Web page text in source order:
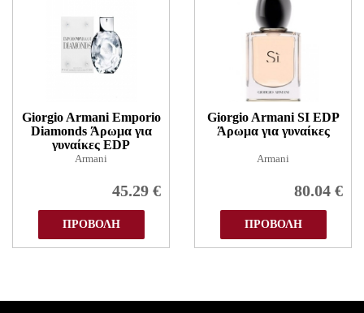
Giorgio Armani Emporio
Diamonds Άρωμα για
γυναίκες EDP
Armani
45.29 €
ΠΡΟΒΟΛΗ
Giorgio Armani SI EDP
Άρωμα για γυναίκες
Armani
80.04 €
ΠΡΟΒΟΛΗ